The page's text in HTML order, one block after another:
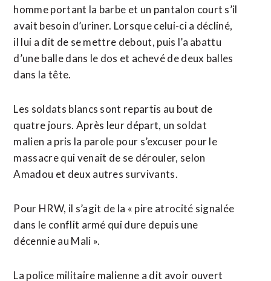
homme portant la barbe et un pantalon court s’il
avait besoin d’uriner. Lorsque celui-ci a décliné,
il lui a dit de se mettre debout, puis l’a abattu
d’une balle dans le dos et achevé de deux balles
dans la tête.
Les soldats blancs sont repartis au bout de
quatre jours. Après leur départ, un soldat
malien a pris la parole pour s’excuser pour le
massacre qui venait de se dérouler, selon
Amadou et deux autres survivants.
Pour HRW, il s’agit de la « pire atrocité signalée
dans le conflit armé qui dure depuis une
décennie au Mali ».
La police militaire malienne a dit avoir ouvert